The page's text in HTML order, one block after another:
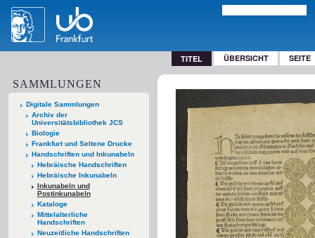
TITEL ÜBERSICHT SEITE
SAMMLUNGEN
Digitale Sammlungen
Archiv der
Universitätsbibliothek JCS
Biologie
Frankfurt und Seltene Drucke
Handschriften und Inkunabeln
Hebräische Handschriften
Hebräische Inkunabeln
Inkunabeln und
Postinkunabeln
Kataloge
Mittelalterliche
Handschriften
Neuzeitliche Handschriften